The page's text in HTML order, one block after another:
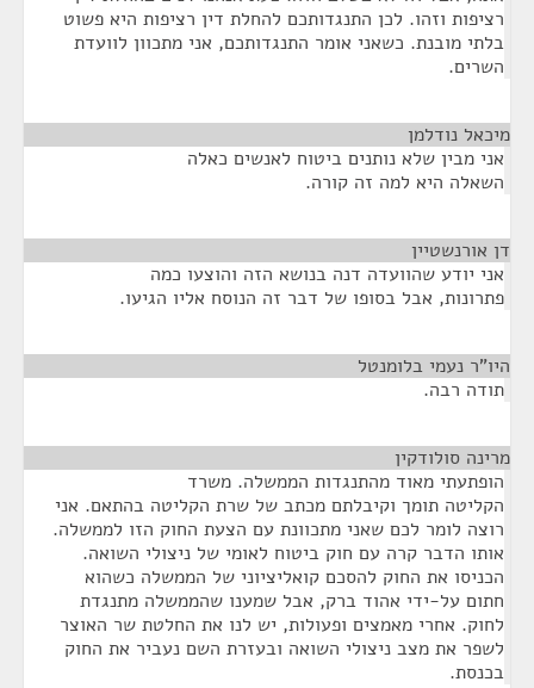
רציפות וזהו. לכן התנגדותכם להחלת דין רציפות היא פשוט
בלתי מובנת. כשאני אומר התנגדותכם, אני מתכוון לוועדת
השרים.
מיכאל נודלמן
אני מבין שלא נותנים ביטוח לאנשים כאלה
השאלה היא למה זה קורה.
דן אורנשטיין
אני יודע שהוועדה דנה בנושא הזה והוצעו כמה
פתרונות, אבל בסופו של דבר זה הנוסח אליו הגיעו.
היו"ר נעמי בלומנטל
תודה רבה.
מרינה סולודקין
הופתעתי מאוד מהתנגדות הממשלה. משרד
הקליטה תומך וקיבלתם מכתב של שרת הקליטה בהתאם. אני
רוצה לומר לכם שאני מתכוונת עם הצעת החוק הזו לממשלה.
אותו הדבר קרה עם חוק ביטוח לאומי של ניצולי השואה.
הכניסו את החוק להסכם קואליציוני של הממשלה כשהוא
חתום על-ידי אהוד ברק, אבל שמענו שהממשלה מתנגדת
לחוק. אחרי מאמצים ופעולות, יש לנו את החלטת שר האוצר
לשפר את מצב ניצולי השואה ובעזרת השם נעביר את החוק
בכנסת.